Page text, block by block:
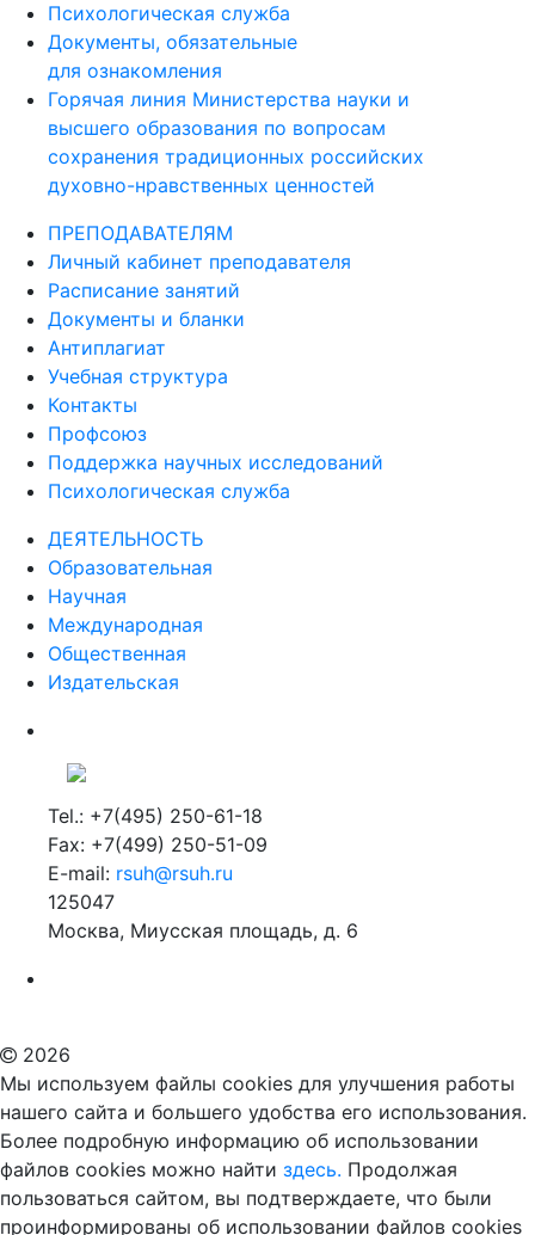
Психологическая служба
Документы, обязательные
для ознакомления
Горячая линия Министерства науки и
высшего образования по вопросам
сохранения традиционных российских
духовно-нравственных ценностей
ПРЕПОДАВАТЕЛЯМ
Личный кабинет преподавателя
Расписание занятий
Документы и бланки
Антиплагиат
Учебная структура
Контакты
Профсоюз
Поддержка научных исследований
Психологическая служба
ДЕЯТЕЛЬНОСТЬ
Образовательная
Научная
Международная
Общественная
Издательская
Tel.: +7(495) 250-61-18
Fax: +7(499) 250-51-09
E-mail: rsuh@rsuh.ru
125047
Москва, Миусская площадь, д. 6
2026
Мы используем файлы cookies для улучшения работы
нашего сайта и большего удобства его использования.
Более подробную информацию об использовании
файлов cookies можно найти здесь. Продолжая
пользоваться сайтом, вы подтверждаете, что были
проинформированы об использовании файлов cookies